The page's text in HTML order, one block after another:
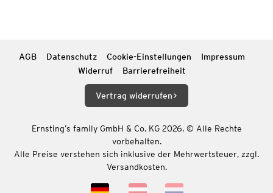
AGB Datenschutz Cookie-Einstellungen
Impressum
Widerruf
Barrierefreiheit
Vertrag widerrufen
Ernsting’s family GmbH & Co. KG 2026. © Alle Rechte
vorbehalten.
Alle Preise verstehen sich inklusive der Mehrwertsteuer, zzgl.
Versandkosten.